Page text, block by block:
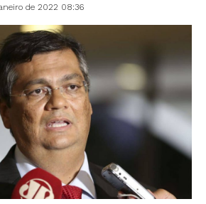
de 2022 08:36